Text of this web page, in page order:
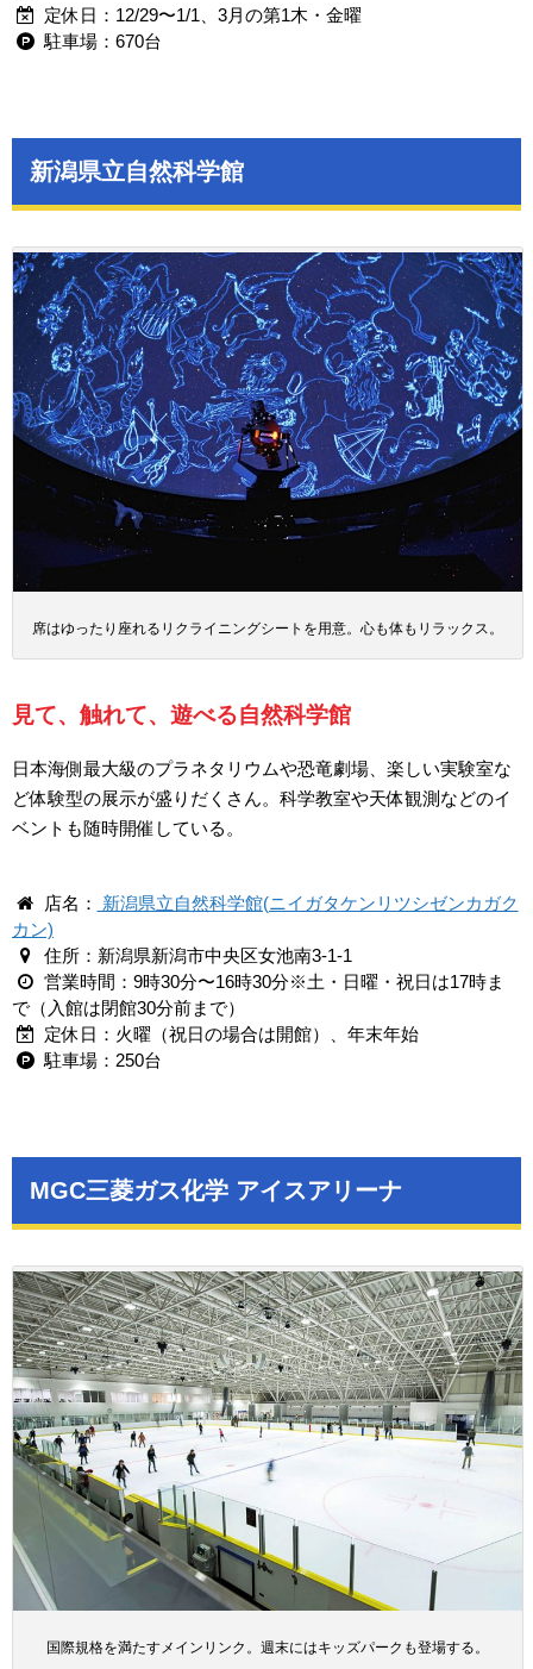
定休日：12/29〜1/1、3月の第1木・金曜
駐車場：670台
新潟県立自然科学館
席はゆったり座れるリクライニングシートを用意。心も体もリラックス。
見て、触れて、遊べる自然科学館
日本海側最大級のプラネタリウムや恐竜劇場、楽しい実験室な
ど体験型の展示が盛りだくさん。科学教室や天体観測などのイ
ベントも随時開催している。
店名：
新潟県立自然科学館(ニイガタケンリツシゼンカガク
カン)
住所：新潟県新潟市中央区女池南3-1-1
営業時間：9時30分〜16時30分※土・日曜・祝日は17時ま
で（入館は閉館30分前まで）
定休日：火曜（祝日の場合は開館）、年末年始
駐車場：250台
MGC三菱ガス化学 アイスアリーナ
国際規格を満たすメインリンク。週末にはキッズパークも登場する。